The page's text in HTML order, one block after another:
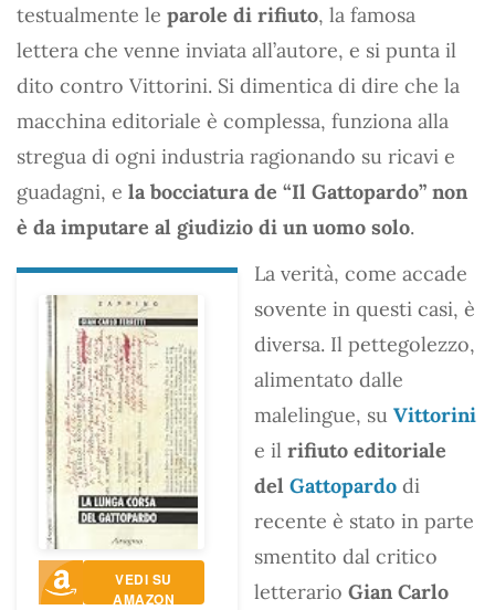
testualmente le parole di rifiuto, la famosa
lettera che venne inviata all’autore, e si punta il
dito contro Vittorini. Si dimentica di dire che la
macchina editoriale è complessa, funziona alla
stregua di ogni industria ragionando su ricavi e
guadagni, e la bocciatura de “Il Gattopardo” non
è da imputare al giudizio di un uomo solo.
VEDI SU
AMAZON
La verità, come accade
sovente in questi casi, è
diversa. Il pettegolezzo,
alimentato dalle
malelingue, su Vittorini
e il rifiuto editoriale
del Gattopardo di
recente è stato in parte
smentito dal critico
letterario Gian Carlo